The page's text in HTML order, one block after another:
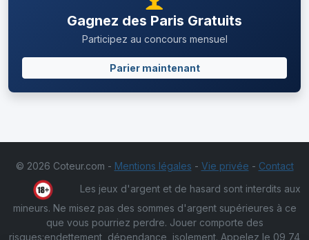
Gagnez des Paris Gratuits
Participez au concours mensuel
Parier maintenant
© 2026 Coteur.com - Mentions légales - Vie privée - Contact
Les jeux d'argent et de hasard sont interdits aux
mineurs. Ne misez pas des sommes d'argent supérieures à ce
que vous pourriez perdre. Jouer comporte des
risques:endettement, dépendance, isolement. Appelez le 09 74